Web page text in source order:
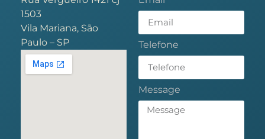
1503
Vila Mariana, São
Paulo – SP
Telefone
Message